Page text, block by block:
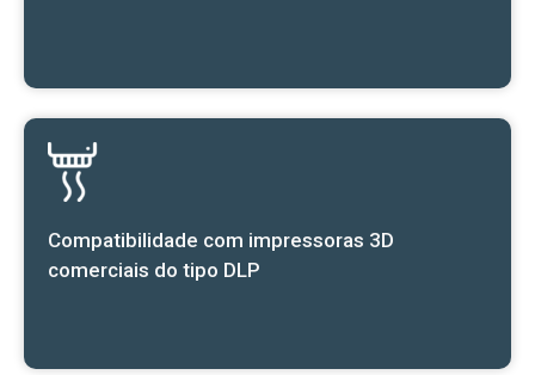
Compatibilidade com impressoras 3D
comerciais do tipo DLP